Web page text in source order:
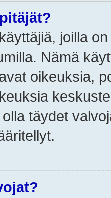
joilla
Nämä
oikeuksia,
täydet